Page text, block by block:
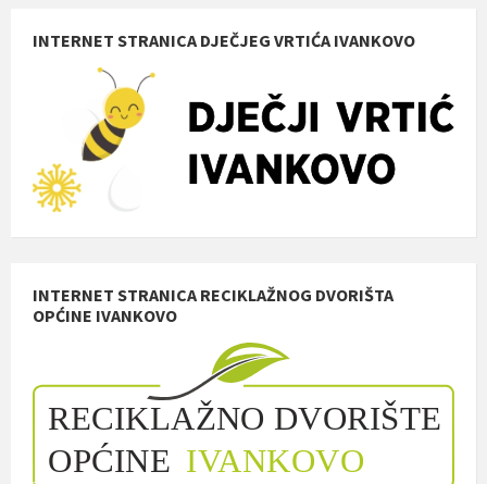
INTERNET STRANICA DJEČJEG VRTIĆA IVANKOVO
INTERNET STRANICA RECIKLAŽNOG DVORIŠTA
OPĆINE IVANKOVO